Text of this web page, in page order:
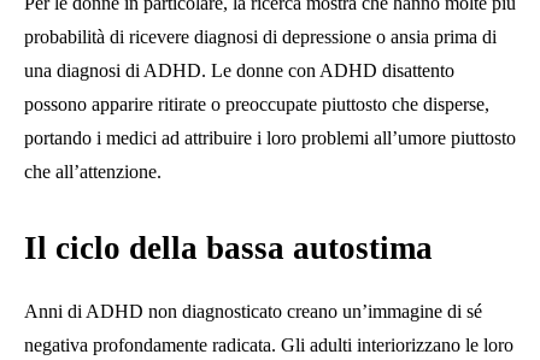
probabilità di ricevere diagnosi di depressione o ansia prima di
una diagnosi di ADHD. Le donne con ADHD disattento
possono apparire ritirate o preoccupate piuttosto che disperse,
portando i medici ad attribuire i loro problemi all’umore piuttosto
che all’attenzione.
Il ciclo della bassa autostima
Anni di ADHD non diagnosticato creano un’immagine di sé
negativa profondamente radicata. Gli adulti interiorizzano le loro